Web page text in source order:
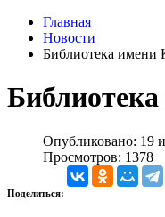
Главная
Новости
Библиотека имени
Опубликовано: 19
Просмотров: 1378
Поделиться: